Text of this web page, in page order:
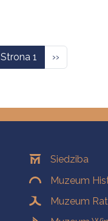
Strona 1 Następna
››
OddziałySiedziba
Muzeum
Muzeum